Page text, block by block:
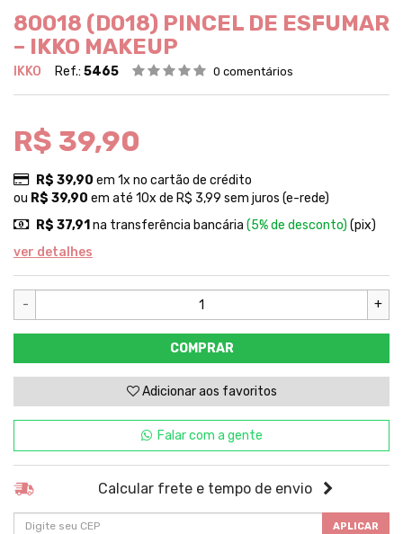
80018 (D018) PINCEL DE ESFUMAR
– IKKO MAKEUP
IKKO Ref.: 5465 0 comentários
R$ 39,90
R$ 39,90 em 1x no cartão de crédito
ou R$ 39,90 em até 10x de R$ 3,99 sem juros (e-rede)
R$ 37,91 na transferência bancária (5% de desconto) (pix)
ver detalhes
- +
COMPRAR
Adicionar aos favoritos
Falar com a gente
Calcular frete e tempo de envio
APLICAR